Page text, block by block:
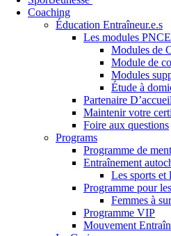
Coaching
Éducation Entraîneur.e.s
Les modules PNCE
Modules de
Module de
Modules
Étude à
Partenaire D’accueil
Maintenir votre
Foire aux questions
Programs
Programme de
Entraînement
Les sports et
Programme pour
Femmes à
Programme VIP
Mouvement